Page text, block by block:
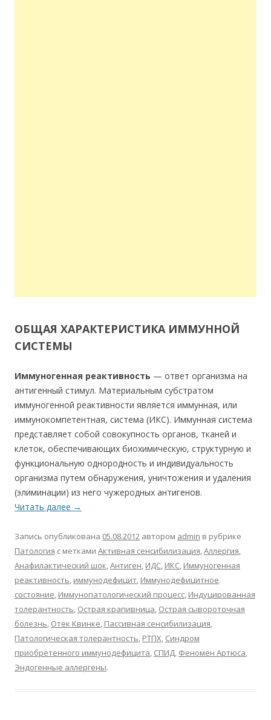
ОБЩАЯ ХАРАКТЕРИСТИКА ИММУННОЙ
СИСТЕМЫ
Иммуногенная реактивность — ответ организма на
антигенный стимул. Материальным субстратом
иммуногенной реактивности является иммунная, или
иммунокомпетентная, система (ИКС). Иммунная система
представляет собой совокупность органов, тканей и
клеток, обеспечивающих биохимическую, структурную и
функциональную однородность и индивидуальность
организма путем обнаружения, уничтожения и удаления
(элиминации) из него чужеродных антигенов.
Читать далее →
Запись опубликована 05.08.2012 автором admin в рубрике
Патология с метками Активная сенсибилизация,Аллергия,
Анафилактический шок,Антиген, ИДС, ИКС, Иммуногенная
реактивность, иммунодефицит, Иммунодефицитное
состояние, Иммунопатологический процесс, Индуцированная
толерантность, Острая крапивница, Острая сывороточная
болезнь, Отек Квинке, Пассивная сенсибилизация,
Патологическая толерантность, РТПХ, Синдром
приобретенного иммунодефицита, СПИД, Феномен Артюса,
Эндогенные аллергены.